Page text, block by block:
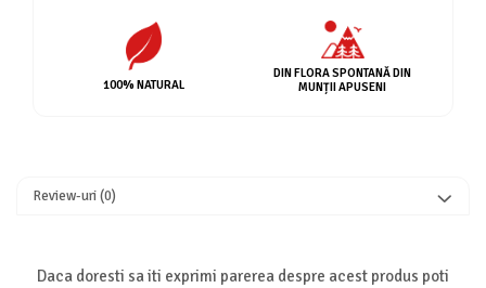
100% NATURAL
DIN FLORA SPONTANĂ DIN
MUNȚII APUSENI
Review-uri(0)
Daca doresti sa iti exprimi parerea despre acest produs poti